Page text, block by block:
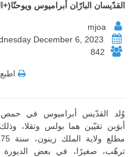
القدّيسان البارّان أبراميوس
842
وُلد القدّيس أبراميوس في
أبوَين تقيّين هما بولس وتقلا،
ترهّب، صغيرًا، في بعض